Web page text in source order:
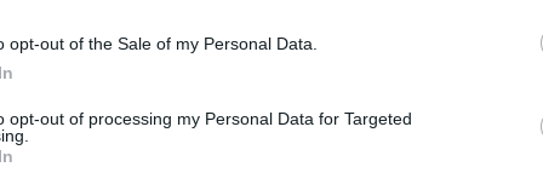
opt-out of the Sale of my Personal Data.
opt-out of processing my Personal Data for Targeted